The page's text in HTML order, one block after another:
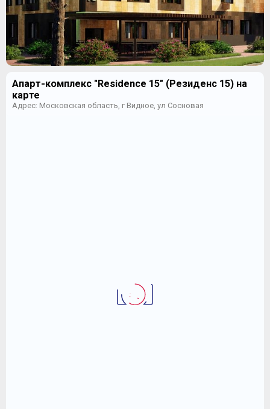
Апарт-комплекс "Residence 15" (Резиденс 15) на
карте
Адрес: Московская область, г Видное, ул Сосновая